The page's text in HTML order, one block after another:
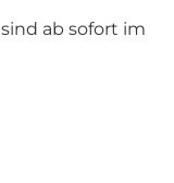
sind ab sofort im